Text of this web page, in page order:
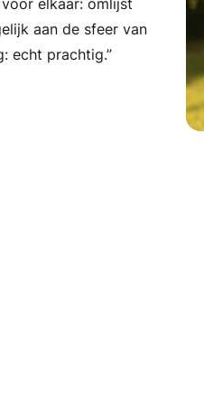
aan de sfeer van
echt prachtig.”